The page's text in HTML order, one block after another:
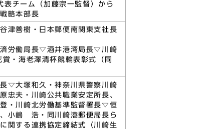
チーム（加藤宗一監督）から
略本部長
善樹・日本郵便南関東支社長
労働局長▽酒井港湾局長▽川崎
・海老澤清杯競輪表彰式（同
▽大塚和久・神奈川県警察川崎
夫・川崎公共職業安定所長、
・川崎北労働基準監督署長▽恒
小嶋 浩・同川崎港郵便局長ら
関する連携協定締結式（川崎生